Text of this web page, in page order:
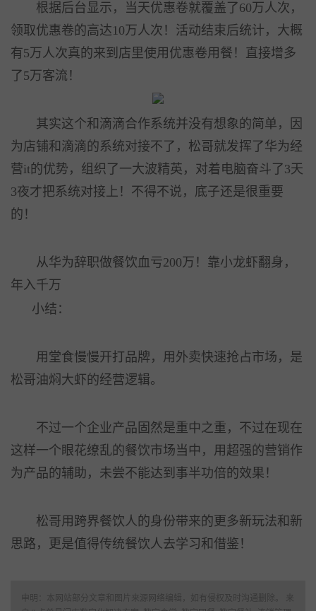
根据后台显示，当天优惠卷就覆盖了60万人次，
领取优惠卷的高达10万人次！活动结束后统计，大概
有5万人次真的来到店里使用优惠卷用餐！直接增多
了5万客流！
其实这个和滴滴合作系统并没有想象的简单，因
为店铺和滴滴的系统对接不了，松哥就发挥了华为经
营it的优势，组织了一大波精英，对着电脑奋斗了3天
3夜才把系统对接上！不得不说，底子还是很重要
的！
从华为辞职做餐饮血亏200万！靠小龙虾翻身，
年入千万
小结：
用堂食慢慢开打品牌，用外卖快速抢占市场，是
松哥油焖大虾的经营逻辑。
不过一个企业产品固然是重中之重，不过在现在
这样一个眼花缭乱的餐饮市场当中，用超强的营销作
为产品的辅助，未尝不能达到事半功倍的效果！
松哥用跨界餐饮人的身份带来的更多新玩法和新
思路，更是值得传统餐饮人去学习和借鉴！
申明：本网站部分文章和图片来源网络编辑，如有侵权及时沟通删除。 来